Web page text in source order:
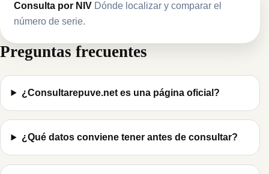
Consulta por NIV Dónde localizar y comparar el
número de serie.
Preguntas frecuentes
¿Consultarepuve.net es una página oficial?
¿Qué datos conviene tener antes de consultar?